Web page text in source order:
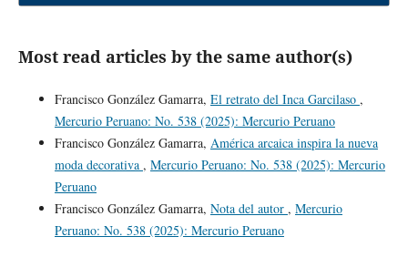
Most read articles by the same author(s)
Francisco González Gamarra, El retrato del Inca Garcilaso ,
Mercurio Peruano: No. 538 (2025): Mercurio Peruano
Francisco González Gamarra, América arcaica inspira la nueva
moda decorativa , Mercurio Peruano: No. 538 (2025): Mercurio
Peruano
Francisco González Gamarra, Nota del autor , Mercurio
Peruano: No. 538 (2025): Mercurio Peruano